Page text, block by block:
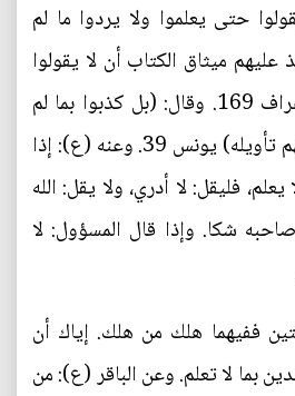
حتى يعلموا ولا يردوا ما لم
عليهم ميثاق الكتاب أن لا يقولوا
على الله إلا الحق) الأعراف 169. وقال: (بل كذبوا بما لم
يحيطوا يعلمه ولما يأتهم تأويله) يونس 39. وعنه (ع): إذا
فليقل: لا أدري، ولا يقل: الله
شكا. وإذا قال المسؤول: لا
ففيهما هلك من هلك. إياك أن
بما لا تعلم. وعن الباقر (ع): من